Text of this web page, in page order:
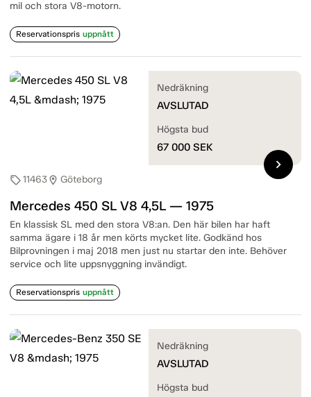
mil och stora V8-motorn.
Reservationspris uppnått
sell11463location_on Göteborg
Mercedes 450 SL V8 4,5L — 1975
En klassisk SL med den stora V8:an. Den här bilen har haft
samma ägare i 18 år men körts mycket lite. Godkänd hos
Bilprovningen i maj 2018 men just nu startar den inte. Behöver
service och lite uppsnyggning invändigt.
Reservationspris uppnått
Nedräkning
AVSLUTAD
Högsta bud
67 000 SEK
chevron_right
Nedräkning
AVSLUTAD
Högsta bud